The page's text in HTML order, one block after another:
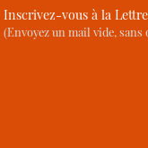
Inscrivez-vous à la
(Envoyez un mail vide,